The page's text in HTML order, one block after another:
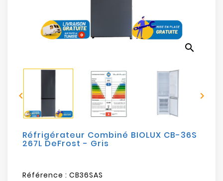
Bureautique
Sécurité
Mobilités
Loisirs
search
 
Réfrigérateur Combiné BIOLUX CB-36S
267L DeFrost - Gris
Référence : CB36SAS